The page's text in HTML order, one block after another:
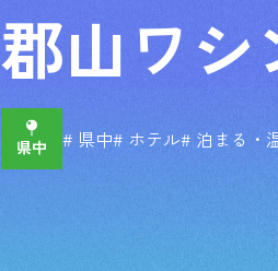
郡山ワ
# 県中# ホテル# 泊まる・